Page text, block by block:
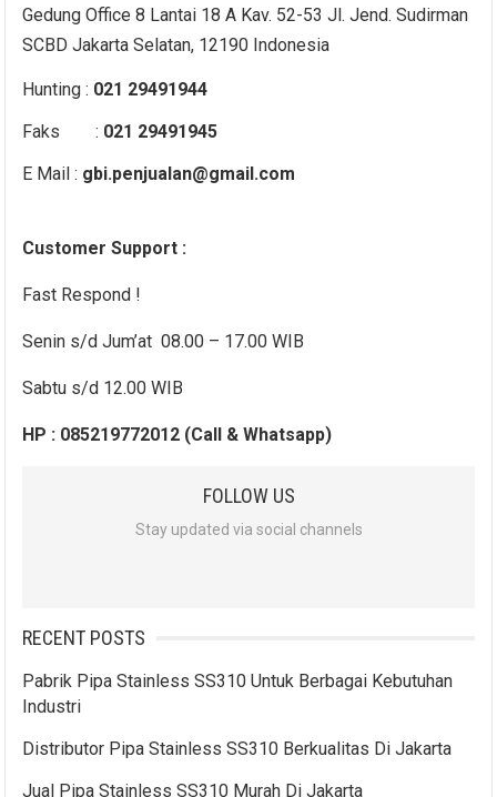
Gedung Office 8 Lantai 18 A Kav. 52-53 Jl. Jend. Sudirman
SCBD Jakarta Selatan, 12190 Indonesia
Hunting : 021 29491944
Faks : 021 29491945
E Mail : gbi.penjualan@gmail.com
Customer Support :
Fast Respond !
Senin s/d Jum’at 08.00 – 17.00 WIB
Sabtu s/d 12.00 WIB
HP : 085219772012 (Call & Whatsapp)
FOLLOW US
Stay updated via social channels
RECENT POSTS
Pabrik Pipa Stainless SS310 Untuk Berbagai Kebutuhan
Industri
Distributor Pipa Stainless SS310 Berkualitas Di Jakarta
Jual Pipa Stainless SS310 Murah Di Jakarta